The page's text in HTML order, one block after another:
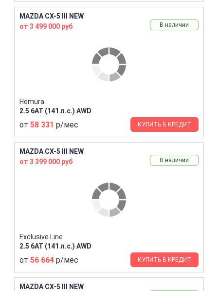
MAZDA CX-5 III NEW
от 3 499 000 руб
В наличии
Homura
2.5 6AT (141 л.с.) AWD
от 58 331 р/мес КУПИТЬ В КРЕДИТ
MAZDA CX-5 III NEW
от 3 399 000 руб
В наличии
Exclusive Line
2.5 6AT (141 л.с.) AWD
от 56 664 р/мес КУПИТЬ В КРЕДИТ
MAZDA CX-5 III NEW